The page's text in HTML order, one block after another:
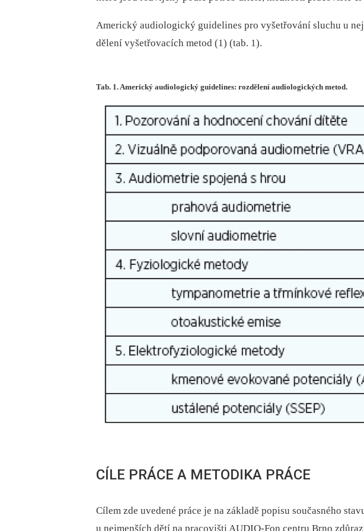
Americký audiologický guidelines pro vyšetřování sluchu u
dělení vyšetřovacích metod (1) (tab. 1).
Tab. 1. Americký audiologický guidelines: rozdělení audiologických metod.
CÍLE PRÁCE A METODIKA PRÁCE
Cílem zde uvedené práce je na základě popisu současného
u nejmenších dětí na pracovišti AUDIO-Fon centru Brno